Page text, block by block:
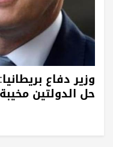
وزير دفاع
حل الدولتين